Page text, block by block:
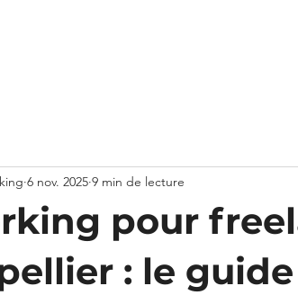
pour
: le guide
6 nov. 2025 9 min de lecture